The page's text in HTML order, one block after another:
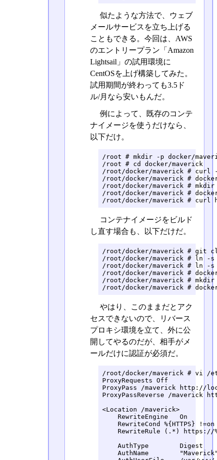
似たような方法で、ウェブ
メールサービスを立ち上げる
こともできる。今回は、AWS
のエントリープラン「Amazon
Lightsail」の試用環境に
CentOSを上げ構築してみた。
試用期間が終わっても3.5ド
ル/月なら安いもんだ。
例によって、既存のコンテ
ナイメージを使うだけなら、
以下だけ。
/root # mkdir -p docker/
/root # cd docker/maverick
/root/docker/maverick # curl -
/root/docker/maverick #
/root/docker/maverick # mkdir
/root/docker/maverick #
/root/docker/maverick #
コンテナイメージをビルド
し直す場合も、以下だけだ。
/root/docker/maverick # git
/root/docker/maverick # ln -s
/root/docker/maverick # ln -s
/root/docker/maverick #
/root/docker/maverick # mkdir
/root/docker/maverick #
やはり、このままだとアク
セスできないので、リバース
プロキシ環境を立て、外に公
開してやるのだが、相手がメ
ールだけに認証が必須だ。
/root/docker/maverick # vi /
ProxyRequests Off
ProxyPass /maverick http://
ProxyPassReverse /
<Location /maverick>
    RewriteEngine   On
    RewriteCond %{HTTPS} !=on
RewriteRule (.*)
    AuthType        Digest
AuthName